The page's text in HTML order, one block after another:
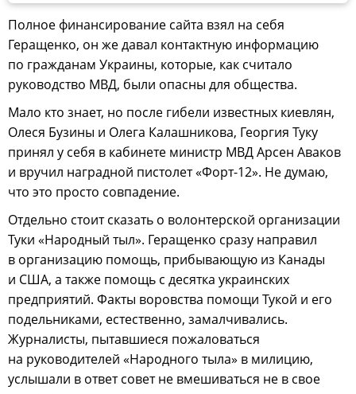
Полное финансирование сайта взял на себя
Геращенко, он же давал контактную информацию
по гражданам Украины, которые, как считало
руководство МВД, были опасны для общества.
Мало кто знает, но после гибели известных киевлян,
Олеся Бузины и Олега Калашникова, Георгия Туку
принял у себя в кабинете министр МВД Арсен Аваков
и вручил наградной пистолет «Форт-12». Не думаю,
что это просто совпадение.
Отдельно стоит сказать о волонтерской организации
Туки «Народный тыл». Геращенко сразу направил
в организацию помощь, прибывающую из Канады
и США, а также помощь с десятка украинских
предприятий. Факты воровства помощи Тукой и его
подельниками, естественно, замалчивались.
Журналисты, пытавшиеся пожаловаться
на руководителей «Народного тыла» в милицию,
услышали в ответ совет не вмешиваться не в свое